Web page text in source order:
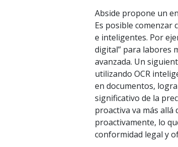
Abside propone un
Es posible comenzar
e inteligentes. Por
digital” para labores
avanzada. Un
utilizando OCR
en documentos,
significativo de la
proactiva va más allá
proactivamente, lo
conformidad legal y